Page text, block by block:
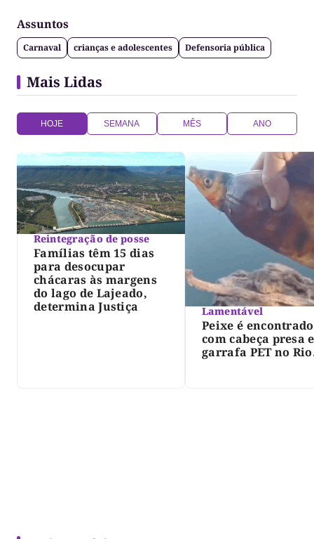
Assuntos
Carnaval crianças e adolescentes Defensoria pública
Mais Lidas
HOJE SEMANA MÊS ANO
Reintegração de posse
Famílias têm 15 dias
para desocupar
chácaras às margens
do lago de Lajeado,
determina Justiça
Lamentável
Peixe é encontrado
com cabeça presa
garrafa PET no Rio